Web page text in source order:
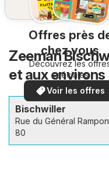
Offres près
chez vous
Découvrez les
spéciales
Voir les offres
Zeeman
et aux environs
Bischwiller
Rue du Général
80